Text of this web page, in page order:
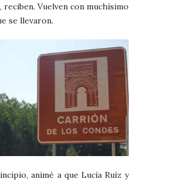
reciben. Vuelven con muchísimo
se llevaron.
animé a que Lucía Ruíz y